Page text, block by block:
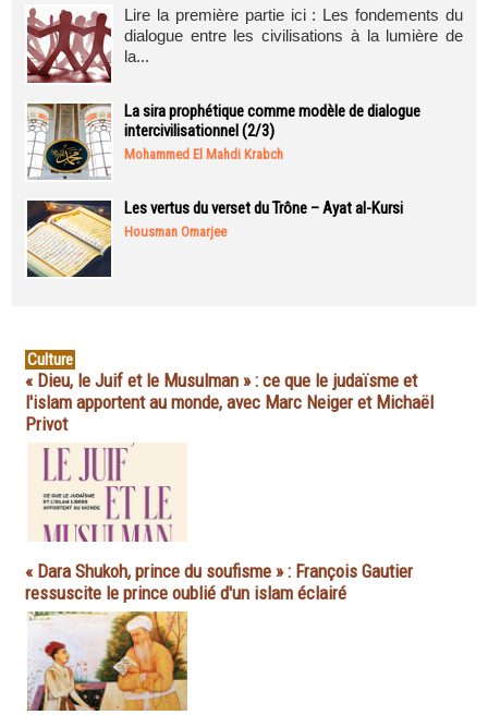
Lire la première partie ici : Les fondements du
dialogue entre les civilisations à la lumière de
la...
La sira prophétique comme modèle de dialogue
intercivilisationnel (2/3)
Mohammed El Mahdi Krabch
Les vertus du verset du Trône – Ayat al-Kursi
Housman Omarjee
Culture
« Dieu, le Juif et le Musulman » : ce que le judaïsme et
l'islam apportent au monde, avec Marc Neiger et Michaël
Privot
« Dara Shukoh, prince du soufisme » : François Gautier
ressuscite le prince oublié d'un islam éclairé